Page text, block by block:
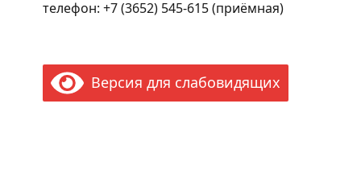
телефон: +7 (3652) 545-615 (приёмная)
Версия для слабовидящих